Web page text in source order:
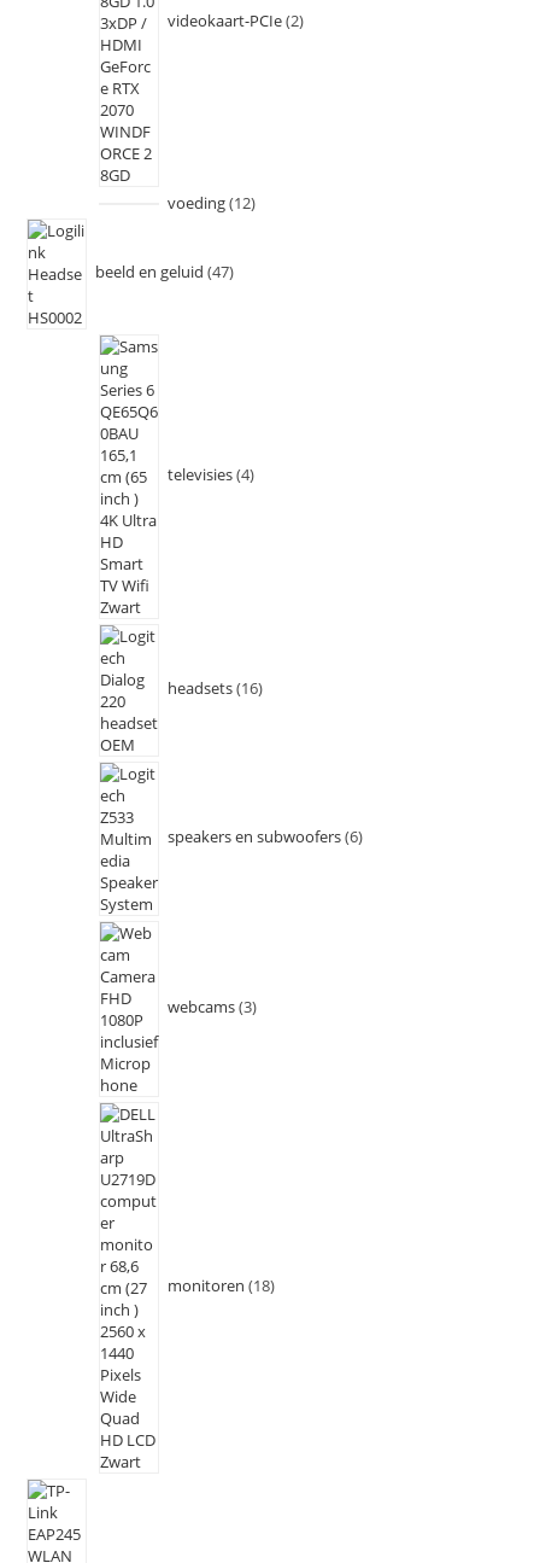
videokaart-PCIe 2
voeding 12
beeld en geluid 47
televisies 4
headsets 16
speakers en subwoofers 6
webcams 3
monitoren 18